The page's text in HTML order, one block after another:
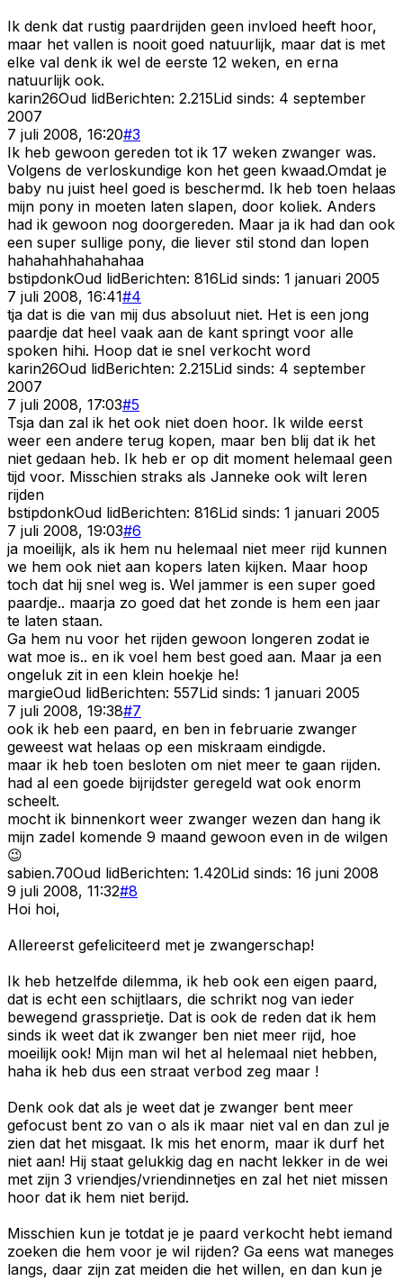
Ik denk dat rustig paardrijden geen invloed heeft hoor,
maar het vallen is nooit goed natuurlijk, maar dat is met
elke val denk ik wel de eerste 12 weken, en erna
natuurlijk ook.
karin26Oud lidBerichten: 2.215Lid sinds: 4 september
2007
7 juli 2008, 16:20#3
Ik heb gewoon gereden tot ik 17 weken zwanger was.
Volgens de verloskundige kon het geen kwaad.Omdat je
baby nu juist heel goed is beschermd. Ik heb toen helaas
mijn pony in moeten laten slapen, door koliek. Anders
had ik gewoon nog doorgereden. Maar ja ik had dan ook
een super sullige pony, die liever stil stond dan lopen
hahahahhahahahaa
bstipdonkOud lidBerichten: 816Lid sinds: 1 januari 2005
7 juli 2008, 16:41#4
tja dat is die van mij dus absoluut niet. Het is een jong
paardje dat heel vaak aan de kant springt voor alle
spoken hihi. Hoop dat ie snel verkocht word
karin26Oud lidBerichten: 2.215Lid sinds: 4 september
2007
7 juli 2008, 17:03#5
Tsja dan zal ik het ook niet doen hoor. Ik wilde eerst
weer een andere terug kopen, maar ben blij dat ik het
niet gedaan heb. Ik heb er op dit moment helemaal geen
tijd voor. Misschien straks als Janneke ook wilt leren
rijden
bstipdonkOud lidBerichten: 816Lid sinds: 1 januari 2005
7 juli 2008, 19:03#6
ja moeilijk, als ik hem nu helemaal niet meer rijd kunnen
we hem ook niet aan kopers laten kijken. Maar hoop
toch dat hij snel weg is. Wel jammer is een super goed
paardje.. maarja zo goed dat het zonde is hem een jaar
te laten staan.
Ga hem nu voor het rijden gewoon longeren zodat ie
wat moe is.. en ik voel hem best goed aan. Maar ja een
ongeluk zit in een klein hoekje he!
margieOud lidBerichten: 557Lid sinds: 1 januari 2005
7 juli 2008, 19:38#7
ook ik heb een paard, en ben in februarie zwanger
geweest wat helaas op een miskraam eindigde.
maar ik heb toen besloten om niet meer te gaan rijden.
had al een goede bijrijdster geregeld wat ook enorm
scheelt.
mocht ik binnenkort weer zwanger wezen dan hang ik
mijn zadel komende 9 maand gewoon even in de wilgen
😉
sabien.70Oud lidBerichten: 1.420Lid sinds: 16 juni 2008
9 juli 2008, 11:32#8
Hoi hoi,
Allereerst gefeliciteerd met je zwangerschap!
Ik heb hetzelfde dilemma, ik heb ook een eigen paard,
dat is echt een schijtlaars, die schrikt nog van ieder
bewegend grassprietje. Dat is ook de reden dat ik hem
sinds ik weet dat ik zwanger ben niet meer rijd, hoe
moeilijk ook! Mijn man wil het al helemaal niet hebben,
haha ik heb dus een straat verbod zeg maar !
Denk ook dat als je weet dat je zwanger bent meer
gefocust bent zo van o als ik maar niet val en dan zul je
zien dat het misgaat. Ik mis het enorm, maar ik durf het
niet aan! Hij staat gelukkig dag en nacht lekker in de wei
met zijn 3 vriendjes/vriendinnetjes en zal het niet missen
hoor dat ik hem niet berijd.
Misschien kun je totdat je je paard verkocht hebt iemand
zoeken die hem voor je wil rijden? Ga eens wat maneges
langs, daar zijn zat meiden die het willen, en dan kun je